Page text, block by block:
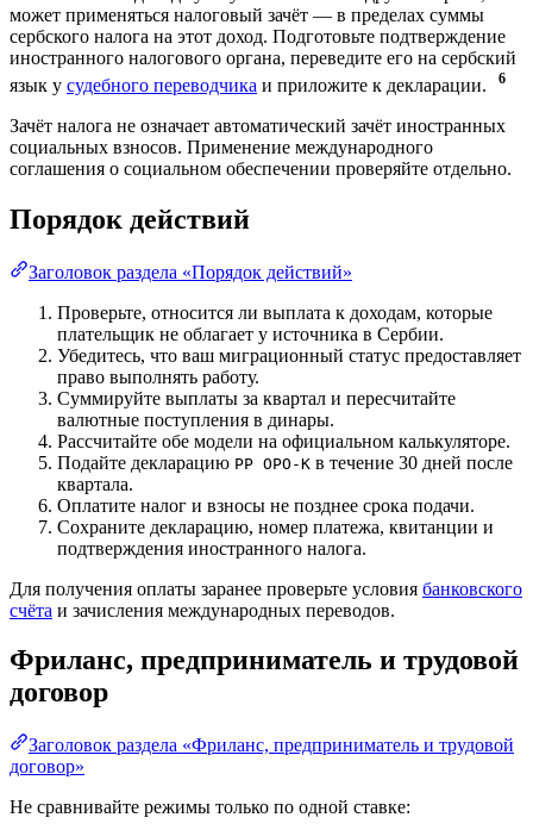
может применяться налоговый зачёт — в пределах суммы
сербского налога на этот доход. Подготовьте подтверждение
иностранного налогового органа, переведите его на сербский
язык у судебного переводчика и приложите к декларации. 6
Зачёт налога не означает автоматический зачёт иностранных
социальных взносов. Применение международного
соглашения о социальном обеспечении проверяйте отдельно.
Порядок действий
Заголовок раздела «Порядок действий»
Проверьте, относится ли выплата к доходам, которые
плательщик не облагает у источника в Сербии.
Убедитесь, что ваш миграционный статус предоставляет
право выполнять работу.
Суммируйте выплаты за квартал и пересчитайте
валютные поступления в динары.
Рассчитайте обе модели на официальном калькуляторе.
Подайте декларацию PP OPO-K в течение 30 дней после
квартала.
Оплатите налог и взносы не позднее срока подачи.
Сохраните декларацию, номер платежа, квитанции и
подтверждения иностранного налога.
Для получения оплаты заранее проверьте условия банковского
счёта и зачисления международных переводов.
Фриланс, предприниматель и трудовой
договор
Заголовок раздела «Фриланс, предприниматель и трудовой
договор»
Не сравнивайте режимы только по одной ставке: